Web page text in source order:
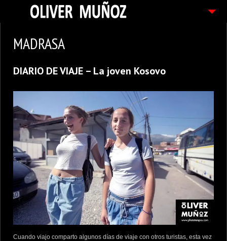
FOTOGRAFIAS
CONTACTO
MADRASA
DIARIO DE VIAJE – La joven Kosovo
Cuando viajo comparto algunos días de viaje con otros turistas, esta vez